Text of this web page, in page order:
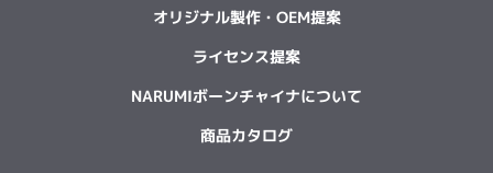
オリジナル製作・OEM提案
ライセンス提案
NARUMIボーンチャイナについて
商品カタログ